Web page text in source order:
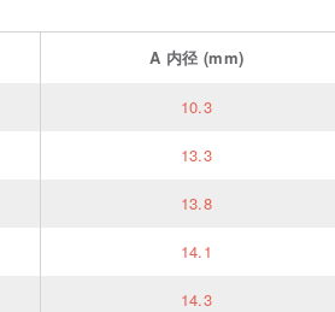
A 内径 (mm)
10.3
13.3
13.8
14.1
14.3